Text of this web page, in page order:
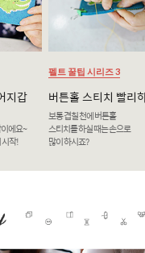
지갑
에요~
작!
펠트 꿀팁 시리즈 3
버튼홀 스티치 빨리
보통 겹칠 천에 버튼홀
스티치를 하실 때는 손으로
많이 하시죠?